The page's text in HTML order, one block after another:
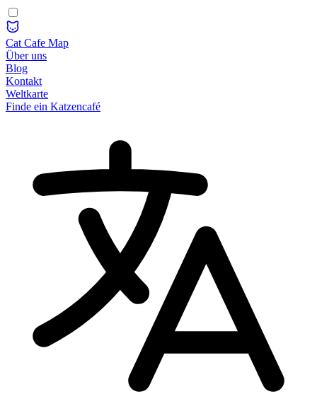
Cat Cafe Map
Über uns
Blog
Kontakt
Weltkarte
Finde ein Katzencafé